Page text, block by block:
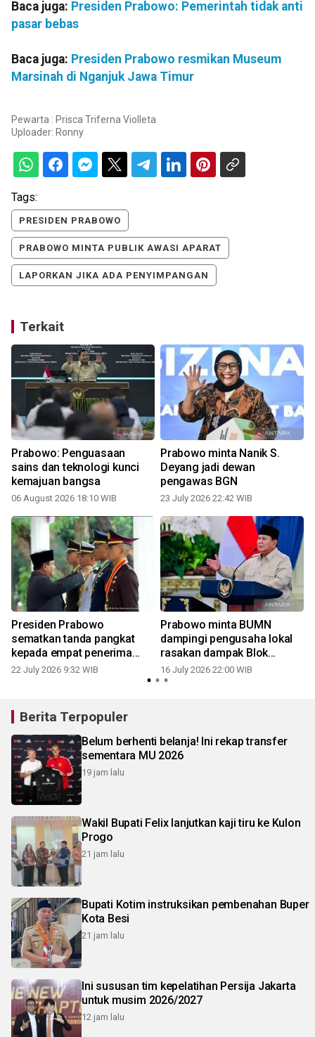
Baca juga: Presiden Prabowo: Pemerintah tidak anti
pasar bebas
Baca juga: Presiden Prabowo resmikan Museum
Marsinah di Nganjuk Jawa Timur
Pewarta : Prisca Triferna Violleta
Uploader: Ronny
Tags:
PRESIDEN PRABOWO
PRABOWO MINTA PUBLIK AWASI APARAT
LAPORKAN JIKA ADA PENYIMPANGAN
Terkait
Prabowo: Penguasaan
sains dan teknologi kunci
kemajuan bangsa
06 August 2026 18:10 WIB
Prabowo minta Nanik S.
Deyang jadi dewan
pengawas BGN
23 July 2026 22:42 WIB
Presiden Prabowo
sematkan tanda pangkat
kepada empat penerima
Adhi Makayasa
22 July 2026 9:32 WIB
Prabowo minta BUMN
dampingi pengusaha lokal
rasakan dampak Blok
Masela
16 July 2026 22:00 WIB
Berita Terpopuler
Belum berhenti belanja! Ini rekap transfer
sementara MU 2026
19 jam lalu
Wakil Bupati Felix lanjutkan kaji tiru ke Kulon
Progo
21 jam lalu
Bupati Kotim instruksikan pembenahan Buper
Kota Besi
21 jam lalu
Ini sususan tim kepelatihan Persija Jakarta
untuk musim 2026/2027
12 jam lalu